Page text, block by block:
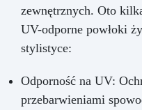
zewnętrznych. Oto
UV-odporne powłoki
stylistyce:
Odporność na UV:
przebarwieniami